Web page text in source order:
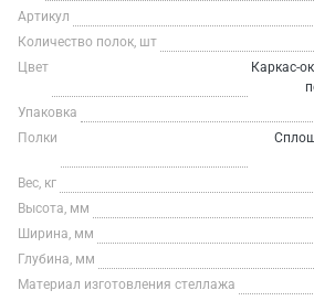
Артикул
Количество полок, шт
Цвет
Каркас-
Упаковка
Полки
Вес, кг
Высота, мм
Ширина, мм
Глубина, мм
Материал изготовления стеллажа